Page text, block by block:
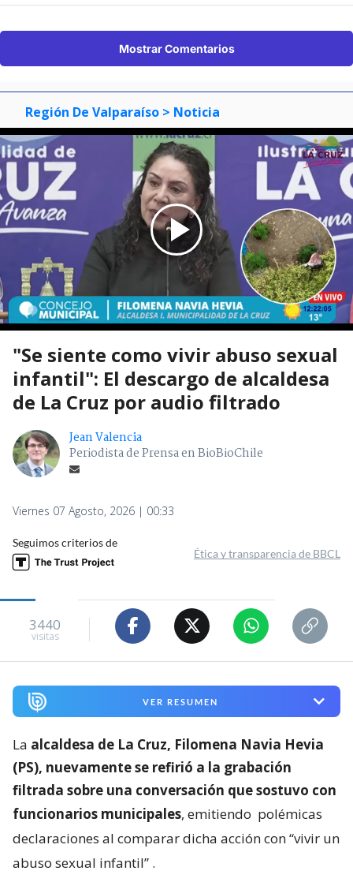
Mostrar Comentarios
Región De Valparaíso > Noticia
"Se siente como vivir abuso sexual
infantil": El descargo de alcaldesa
de La Cruz por audio filtrado
Jean Valencia
Periodista de Prensa en BioBioChile
Viernes 07 Agosto, 2026 | 00:33
Seguimos criterios de
Ética y transparencia de BBCL
3440
visitas
VER RESUMEN
La alcaldesa de La Cruz, Filomena Navia Hevia
(PS), nuevamente se refirió a la grabación
filtrada sobre una conversación que sostuvo con
funcionarios municipales, emitiendo polémicas
declaraciones al comparar dicha acción con “vivir un
abuso sexual infantil” .